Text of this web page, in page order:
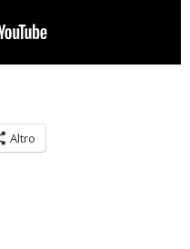
Altro